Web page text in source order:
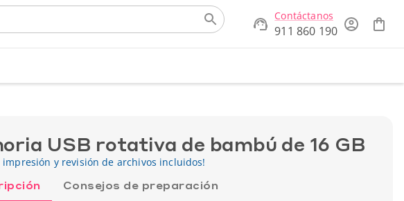
Contáctanos
911 860 190
USB rotativa de bambú de 16 GB
impresión y revisión de archivos incluidos!
Consejos de preparación